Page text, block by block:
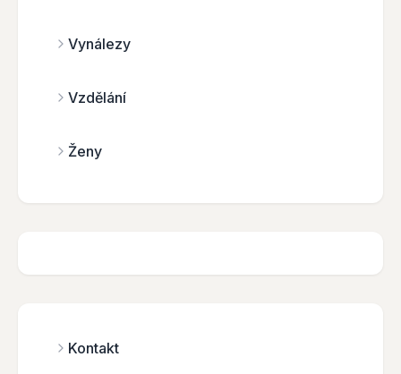
Vynálezy
Vzdělání
Ženy
Kontakt